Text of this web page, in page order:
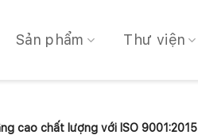
Sản phẩm Thư viện
cao chất lượng với ISO 9001:2015